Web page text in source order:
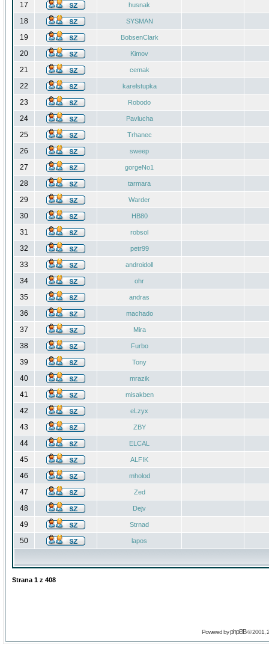
17 husnak
18 SYSMAN
19 BobsenClark
20 Kimov
21 cemak
22 karelstupka
23 Robodo
24 Pavlucha
25 Trhanec
26 sweep
27 gorgeNo1
28 tarmara
29 Warder
30 HB80
31 robsol
32 petr99
33 androidoll
34 ohr
35 andras
36 machado
37 Mira
38 Furbo
39 Tony
40 mrazik
41 misakben
42 eLzyx
43 ZBY
44 ELCAL
45 ALFIK
46 mholod
47 Zed
48 Dejv
49 Strnad
50 lapos
Strana 1 z 408
Powered byphpBB© 2001,